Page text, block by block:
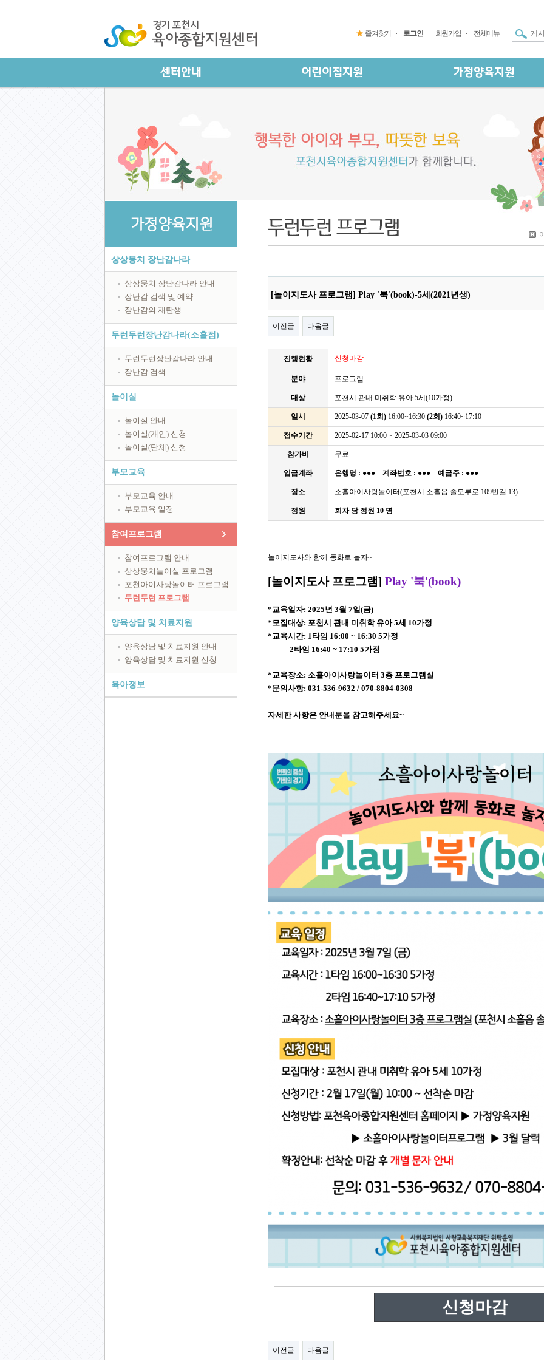
즐겨찾기 로그인 회원가입 전체메뉴
상상뭉치 장난감나라
상상뭉치 장난감나라 안내
장난감 검색 및 예약
장난감의 재탄생
두런두런장난감나라(소흘점)
두런두런장난감나라 안내
장난감 검색
놀이실
놀이실 안내
놀이실(개인) 신청
놀이실(단체) 신청
부모교육
부모교육 안내
부모교육 일정
참여프로그램
참여프로그램 안내
상상뭉치놀이실 프로그램
포천아이사랑놀이터 프로그램
두런두런 프로그램
양육상담 및 치료지원
양육상담 및 치료지원 안내
양육상담 및 치료지원 신청
육아정보
[놀이지도사 프로그램] Play '북'(book)-5세(2021년생)
이전글 다음글
진행현황 신청마감
분야 프로그램
대상 포천시 관내 미취학 유아 5세(10가정)
일시 2025-03-07 (1회) 16:00~16:30 (2회) 16:40~17:10
접수기간 2025-02-17 10:00 ~ 2025-03-03 09:00
참가비 무료
입금계좌 은행명 : ●●● 계좌번호 : ●●● 예금주 : ●●●
장소 소흘아이사랑놀이터(포천시 소흘읍 솔모루로 109번길 13)
정원 회차 당 정원 10 명
놀이지도사와 함께 동화로 놀자~
[놀이지도사 프로그램] Play '북'(book)
*교육일자: 2025년 3월 7일(금)
*모집대상: 포천시 관내 미취학 유아 5세 10가정
*교육시간: 1타임 16:00 ~ 16:30 5가정
2타임 16:40 ~ 17:10 5가정
*교육장소: 소흘아이사랑놀이터 3층 프로그램실
*문의사항: 031-536-9632 / 070-8804-0308
자세한 사항은 안내문을 참고해주세요~
신청마감
이전글 다음글